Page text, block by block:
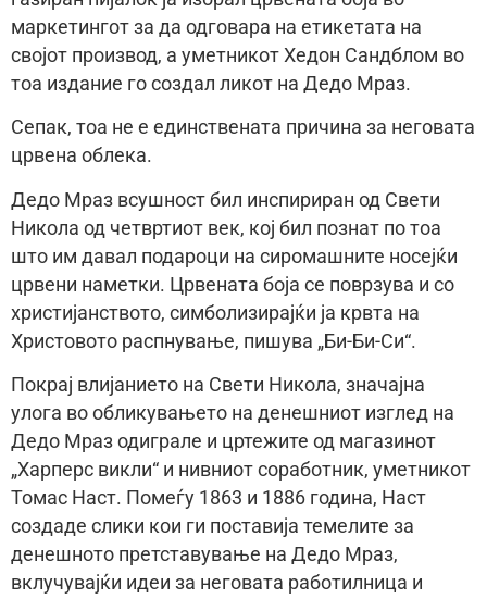
маркетингот за да одговара на етикетата на
својот производ, а уметникот Хедон Сандблом во
тоа издание го создал ликот на Дедо Мраз.
Сепак, тоа не е единствената причина за неговата
црвена облека.
Дедо Мраз всушност бил инспириран од Свети
Никола од четвртиот век, кој бил познат по тоа
што им давал подароци на сиромашните носејќи
црвени наметки. Црвената боја се поврзува и со
христијанството, симболизирајќи ја крвта на
Христовото распнување, пишува „Би-Би-Си“.
Покрај влијанието на Свети Никола, значајна
улога во обликувањето на денешниот изглед на
Дедо Мраз одиграле и цртежите од магазинот
„Харперс викли“ и нивниот соработник, уметникот
Томас Наст. Помеѓу 1863 и 1886 година, Наст
создаде слики кои ги поставија темелите за
денешното претставување на Дедо Мраз,
вклучувајќи идеи за неговата работилница и